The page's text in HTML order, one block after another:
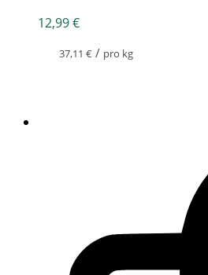
12,99€
37,11 €/ pro kg